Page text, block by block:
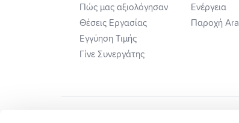
Πώς μας αξιολόγησαν
Θέσεις Εργασίας
Εγγύηση Τιμής
Γίνε Συνεργάτης
Ενέργεια
Παροχή